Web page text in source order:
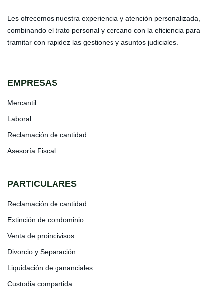
Les ofrecemos nuestra experiencia y atención personalizada,
combinando el trato personal y cercano con la eficiencia para
tramitar con rapidez las gestiones y asuntos judiciales.
EMPRESAS
Mercantil
Laboral
Reclamación de cantidad
Asesoría Fiscal
PARTICULARES
Reclamación de cantidad
Extinción de condominio
Venta de proindivisos
Divorcio y Separación
Liquidación de gananciales
Custodia compartida